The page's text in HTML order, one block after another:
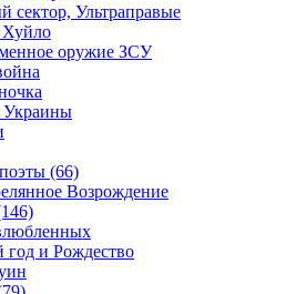
сектор, Ультраправые
оружие ЗСУ
Украины
(66)
Возрождение
и Рождество